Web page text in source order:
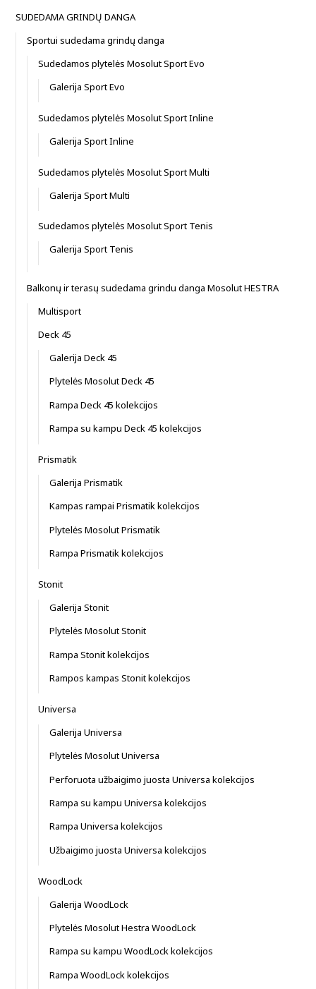
SUDEDAMA GRINDŲ DANGA
Sportui sudedama grindų danga
Sudedamos plytelės Mosolut Sport Evo
Galerija Sport Evo
Sudedamos plytelės Mosolut Sport Inline
Galerija Sport Inline
Sudedamos plytelės Mosolut Sport Multi
Galerija Sport Multi
Sudedamos plytelės Mosolut Sport Tenis
Galerija Sport Tenis
Balkonų ir terasų sudedama grindu danga Mosolut HESTRA
Multisport
Deck 45
Galerija Deck 45
Plytelės Mosolut Deck 45
Rampa Deck 45 kolekcijos
Rampa su kampu Deck 45 kolekcijos
Prismatik
Galerija Prismatik
Kampas rampai Prismatik kolekcijos
Plytelės Mosolut Prismatik
Rampa Prismatik kolekcijos
Stonit
Galerija Stonit
Plytelės Mosolut Stonit
Rampa Stonit kolekcijos
Rampos kampas Stonit kolekcijos
Universa
Galerija Universa
Plytelės Mosolut Universa
Perforuota užbaigimo juosta Universa kolekcijos
Rampa su kampu Universa kolekcijos
Rampa Universa kolekcijos
Užbaigimo juosta Universa kolekcijos
WoodLock
Galerija WoodLock
Plytelės Mosolut Hestra WoodLock
Rampa su kampu WoodLock kolekcijos
Rampa WoodLock kolekcijos